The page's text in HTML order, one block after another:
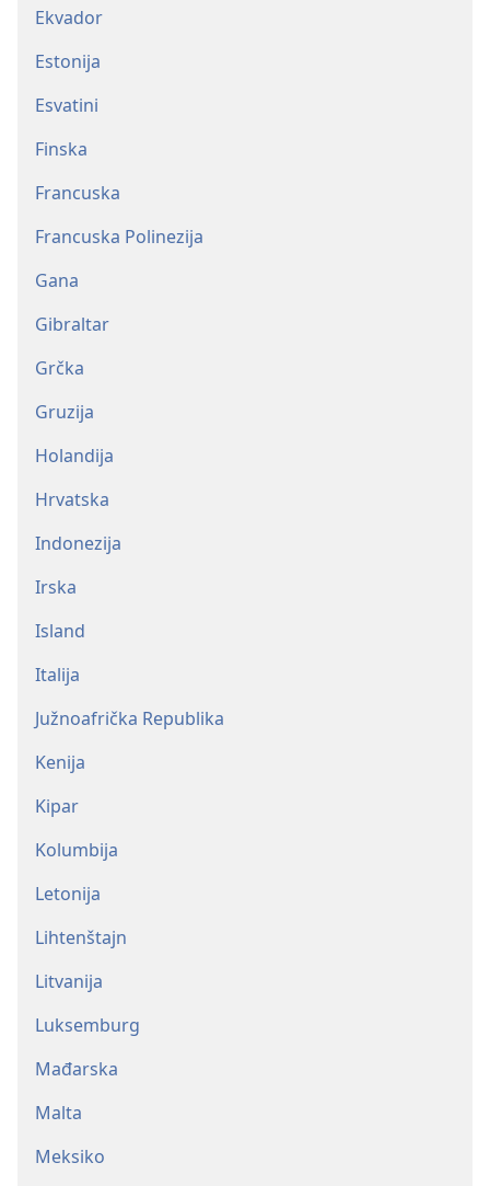
Ekvador
Estonija
Esvatini
Finska
Francuska
Francuska Polinezija
Gana
Gibraltar
Grčka
Gruzija
Holandija
Hrvatska
Indonezija
Irska
Island
Italija
Južnoafrička Republika
Kenija
Kipar
Kolumbija
Letonija
Lihtenštajn
Litvanija
Luksemburg
Mađarska
Malta
Meksiko